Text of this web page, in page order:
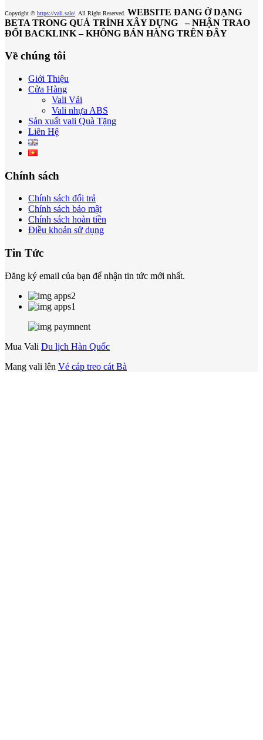
Copyright © https://vali.sale/ . All Right Reserved. WEBSITE ĐANG Ở DẠNG
BETA TRONG QUÁ TRÍNH XÂY DỰNG – NHẬN TRAO
ĐỔI BACKLINK – KHÔNG BÁN HÀNG TRÊN ĐÂY
Về chúng tôi
Giới Thiệu
Cửa Hàng
Vali Vải
Vali nhựa ABS
Sản xuất vali Quà Tặng
Liên Hệ
Chính sách
Chính sách đổi trả
Chính sách bảo mật
Chính sách hoàn tiền
Điều khoản sử dụng
Tin Tức
Đăng ký email của bạn để nhận tin tức mới nhất.
Mua Vali Du lịch Hàn Quốc
Mang vali lên Vé cáp treo cát Bà